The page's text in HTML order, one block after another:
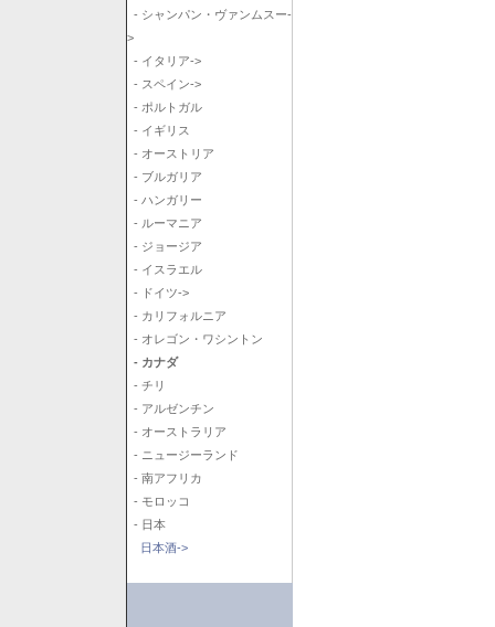
- シャンパン・ヴァンムスー-
>
- イタリア->
- スペイン->
- ポルトガル
- イギリス
- オーストリア
- ブルガリア
- ハンガリー
- ルーマニア
- ジョージア
- イスラエル
- ドイツ->
- カリフォルニア
- オレゴン・ワシントン
- カナダ
- チリ
- アルゼンチン
- オーストラリア
- ニュージーランド
- 南アフリカ
- モロッコ
- 日本
日本酒->